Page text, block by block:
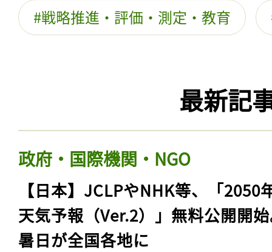
戦略推進・評価・測定・教育
最新記
政府・国際機関・NGO
【日本】JCLPやNHK等、「2050
天気予報（Ver.2）」無料公開開
暑日が全国各地に